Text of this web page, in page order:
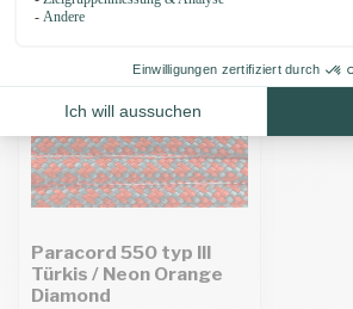
Paracord 550 typ III
Türkis / Neon Orange
Diamond